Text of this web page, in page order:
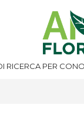
RICERCA PER